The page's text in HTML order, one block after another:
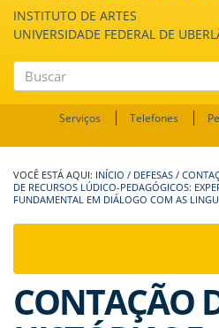
INSTITUTO DE ARTES
UNIVERSIDADE FEDERAL DE
Buscar
Serviços Telefones
INÍCIO / DEFESAS /
DE RECURSOS LÚDICO-PEDAGÓGICOS:
FUNDAMENTAL EM DIÁLOGO COM AS
CONTAÇÃO